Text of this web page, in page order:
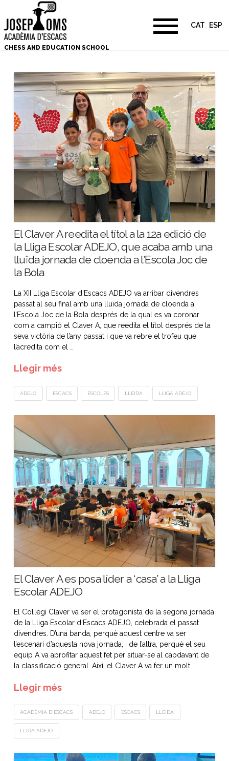
CHESS AND EDUCATION SCHOOL
CAT ESP
El Claver A reedita el títol a la 12a edició de
la Lliga Escolar ADEJO, que acaba amb una
lluïda jornada de cloenda a l’Escola Joc de
la Bola
La XII Lliga Escolar d’Escacs ADEJO va arribar divendres
passat al seu final amb una lluïda jornada de cloenda a
l’Escola Joc de la Bola després de la qual es va coronar
com a campió el Claver A, que reedita el títol després de la
seva victòria de l’any passat i que va rebre el trofeu que
l’acredita com el …
Llegir més
ADEJO ESCACS ESCOLES LLEIDA LLIGA ADEJO
El Claver A es posa líder a ‘casa’ a la Lliga
Escolar ADEJO
El Col·legi Claver va ser el protagonista de la segona jornada
de la Lliga Escolar d’Escacs ADEJO, celebrada el passat
divendres. D’una banda, perquè aquest centre va ser
l’escenari d’aquesta nova jornada, i de l’altra, perquè el seu
equip A va aprofitar aquest fet per situar-se al capdavant de
la classificació general. Així, el Claver A va fer un molt …
Llegir més
ACADÈMIA D'ESCACS ADEJO ESCACS LLEIDA
LLIGA ADEJO